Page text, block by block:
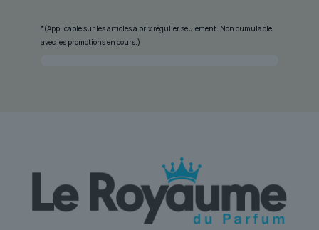
*(Applicable sur les articles à prix régulier seulement. Non cumulable
avec les promotions en cours.)